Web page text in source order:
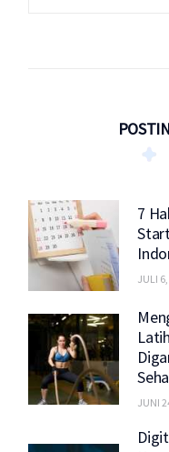
7
JULI
JUNI